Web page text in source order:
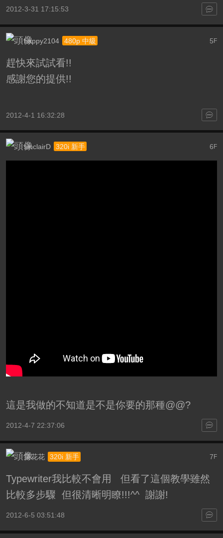
2012-3-31 17:15:53
5 F
happy2104 480p 中級
趕快來試試看!!
感謝您的提供!!
2012-4-1 16:32:28
6 F
sinclairD 320i 新手
這是我做的不知道是不是你要的那種@@?
2012-4-7 22:37:06
7 F
菜花花 320i 新手
Typewriter我比較不會用 但看了這個教學雖然
比較多步驟 但很清晰明瞭!!!^^ 謝謝!
2012-6-5 03:51:48